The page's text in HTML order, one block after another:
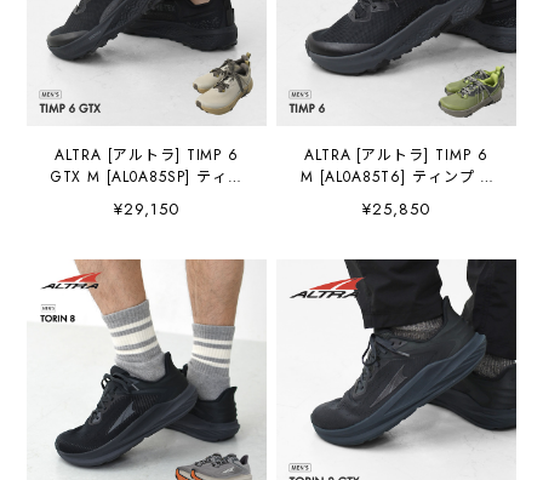
ALTRA [アルトラ] TIMP 6
GTX M [AL0A85SP] ティン
プ 6 GTX メンズ・クロスカ
ントリー・ロードランニン
ング・ファストパッキン
グ・トレイルランニングシ
ューズ・MEN'S [2026SS]
¥29,150
ALTRA [アルトラ] TIMP 6
M [AL0A85T6] ティンプ 6
メンズ・クロスカントリ
ー・ロードランニング・ト
ファストパッキング・トレ
イルランニングシューズ・
MEN'S [2026SS]
¥25,850